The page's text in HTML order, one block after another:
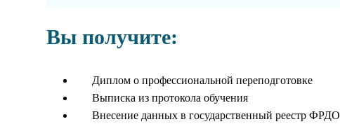
Вы получите:
Диплом о профессиональной переподготовке
Выписка из протокола обучения
Внесение данных в государственный реестр ФРДО